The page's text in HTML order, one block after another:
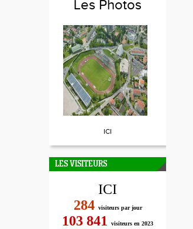
Les Photos
ICI
LES VISITEURS
ICI
284 visiteurs par jour
103 841
visiteurs en 2023